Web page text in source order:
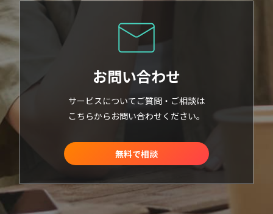
お問い合わせ
サービスについてご質問・ご相談は
こちらからお問い合わせください。
無料で相談